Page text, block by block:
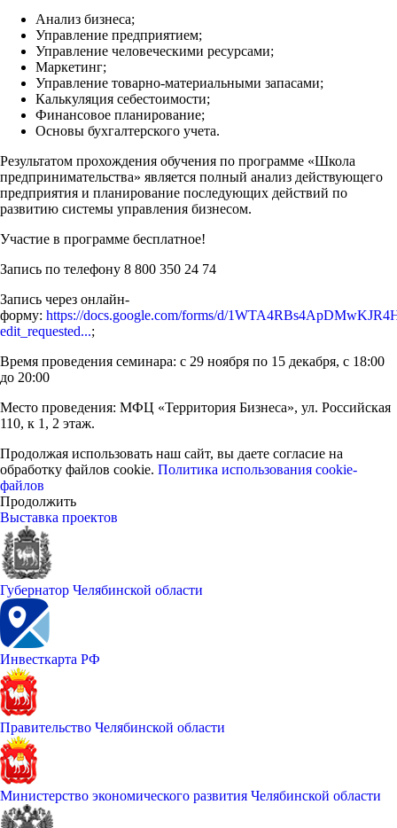
Анализ бизнеса;
Управление предприятием;
Управление человеческими ресурсами;
Маркетинг;
Управление товарно-материальными запасами;
Калькуляция себестоимости;
Финансовое планирование;
Основы бухгалтерского учета.
Результатом прохождения обучения по программе «Школа
предпринимательства» является полный анализ действующего
предприятия и планирование последующих действий по
развитию системы управления бизнесом.
Участие в программе бесплатное!
Запись по телефону 8 800 350 24 74
Запись через онлайн-
форму: https://docs.google.com/forms/d/
edit_requested...;
Время проведения семинара: с 29 ноября по 15 декабря, с 18:00
до 20:00
Место проведения: МФЦ «Территория Бизнеса», ул. Российская
110, к 1, 2 этаж.
Продолжая использовать наш сайт, вы даете согласие на
обработку файлов cookie. Политика использования cookie-
файлов
Продолжить
Выставка проектов
Губернатор Челябинской области
Инвесткарта РФ
Правительство Челябинской области
Министерство экономического развития Челябинской области